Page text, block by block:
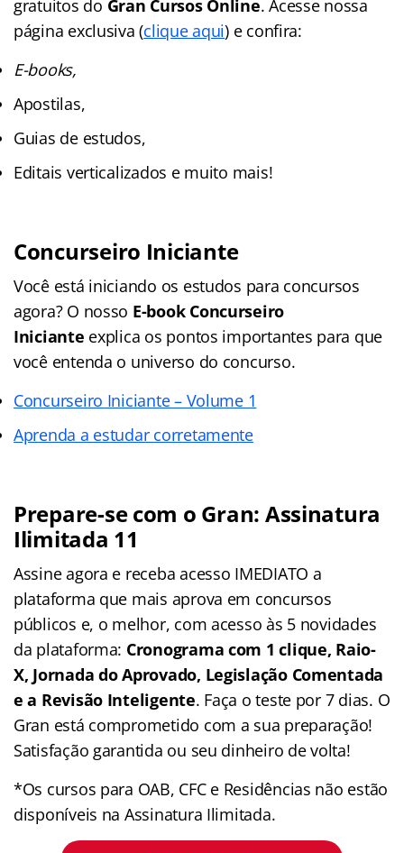
gratuitos do Gran Cursos Online. Acesse nossa
página exclusiva (clique aqui) e confira:
E-books,
Apostilas,
Guias de estudos,
Editais verticalizados e muito mais!
Concurseiro Iniciante
Você está iniciando os estudos para concursos
agora? O nosso E-book Concurseiro
Iniciante explica os pontos importantes para que
você entenda o universo do concurso.
Concurseiro Iniciante – Volume 1
Aprenda a estudar corretamente
Prepare-se com o Gran: Assinatura
Ilimitada 11
Assine agora e receba acesso IMEDIATO a
plataforma que mais aprova em concursos
públicos e, o melhor, com acesso às 5 novidades
da plataforma: Cronograma com 1 clique, Raio-
X, Jornada do Aprovado, Legislação Comentada
e a Revisão Inteligente. Faça o teste por 7 dias. O
Gran está comprometido com a sua preparação!
Satisfação garantida ou seu dinheiro de volta!
*Os cursos para OAB, CFC e Residências não estão
disponíveis na Assinatura Ilimitada.